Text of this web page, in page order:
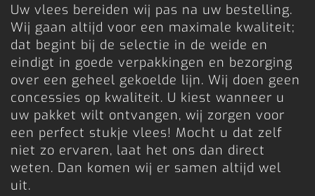
Uw vlees bereiden wij pas na uw bestelling.
Wij gaan altijd voor een maximale kwaliteit;
dat begint bij de selectie in de weide en
eindigt in goede verpakkingen en bezorging
over een geheel gekoelde lijn. Wij doen geen
concessies op kwaliteit. U kiest wanneer u
uw pakket wilt ontvangen, wij zorgen voor
een perfect stukje vlees! Mocht u dat zelf
niet zo ervaren, laat het ons dan direct
weten. Dan komen wij er samen altijd wel
uit.